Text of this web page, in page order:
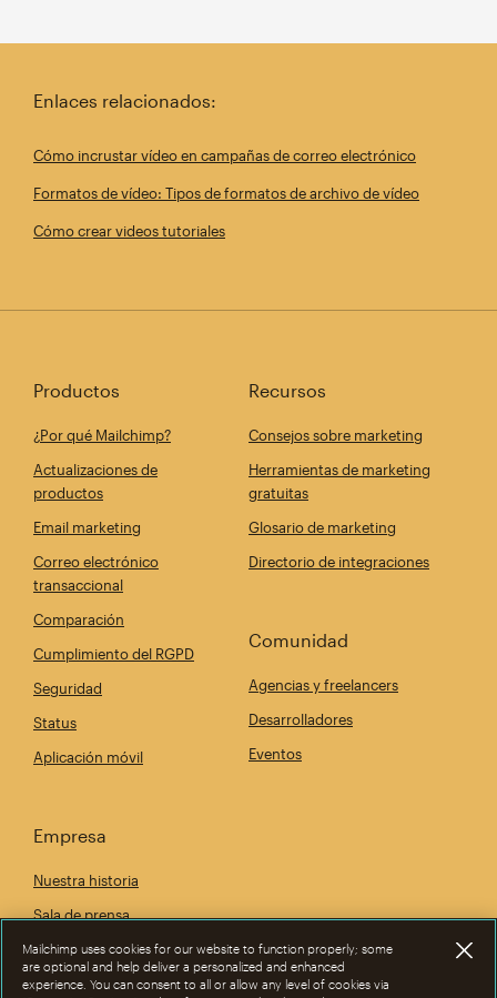
Enlaces relacionados:
Cómo incrustar vídeo en campañas de correo electrónico
Formatos de vídeo: Tipos de formatos de archivo de vídeo
Cómo crear videos tutoriales
Productos
¿Por qué Mailchimp?
Actualizaciones de
productos
Email marketing
Correo electrónico
transaccional
Comparación
Cumplimiento del RGPD
Seguridad
Status
Aplicación móvil
Recursos
Consejos sobre marketing
Herramientas de marketing
gratuitas
Glosario de marketing
Directorio de integraciones
Comunidad
Agencias y freelancers
Desarrolladores
Eventos
Empresa
Nuestra historia
Sala de prensa
Give Where You Live
Empleo
Mailchimp uses cookies for our website to function properly; some
are optional and help deliver a personalized and enhanced
experience. You can consent to all or allow any level of cookies via